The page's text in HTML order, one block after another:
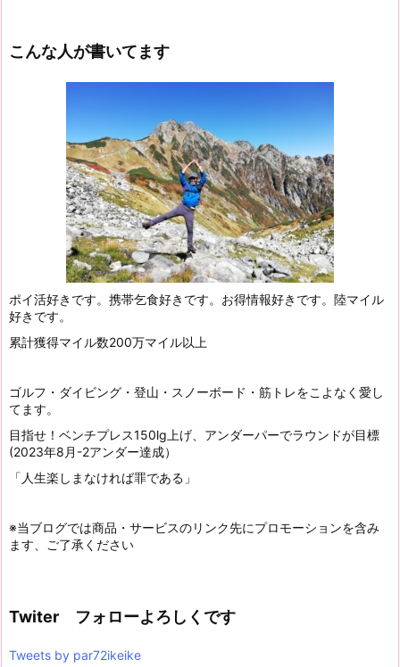
こんな人が書いてます
ポイ活好きです。携帯乞食好きです。お得情報好きです。陸マイル
好きです。
累計獲得マイル数200万マイル以上
ゴルフ・ダイビング・登山・スノーボード・筋トレをこよなく愛し
てます。
目指せ！ベンチプレス150lg上げ、アンダーパーでラウンドが目標
(2023年8月-2アンダー達成）
「人生楽しまなければ罪である」
※当ブログでは商品・サービスのリンク先にプロモーションを含み
ます、ご了承ください
Twiter フォローよろしくです
Tweets by par72ikeike